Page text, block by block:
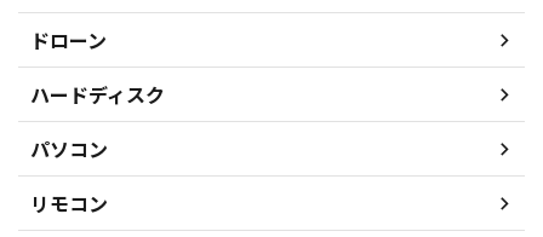
ドローン
ハードディスク
パソコン
リモコン